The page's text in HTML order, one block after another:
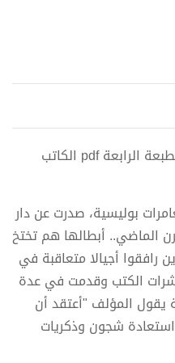
تحميل كتاب لغز الرجل الأزرق - الطبعة الرابعة pdf الكاتب
بوليسية، صدرت عن دار
الماضي.. أبطالها هم تختخ
أجيالا متعاقبة في
الكتب وقدمت في عدة
يقول المؤلف "أعتقد أن
شجون وذكريات